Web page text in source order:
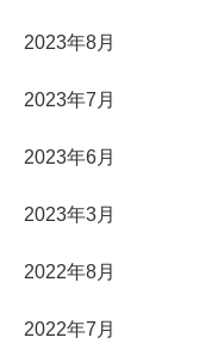
2023年8月
2023年7月
2023年6月
2023年3月
2022年8月
2022年7月